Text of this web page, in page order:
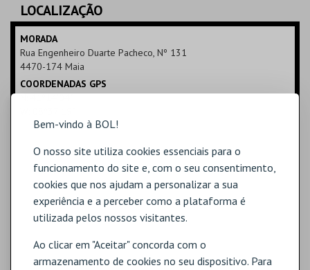
Bem-vindo à BOL!
O nosso site utiliza cookies essenciais para o
funcionamento do site e, com o seu consentimento,
cookies que nos ajudam a personalizar a sua
experiência e a perceber como a plataforma é
utilizada pelos nossos visitantes.
Ao clicar em "Aceitar" concorda com o
armazenamento de cookies no seu dispositivo. Para
LOCALIZAÇÃO
MORADA
Rua Engenheiro Duarte Pacheco, Nº 131
4470-174 Maia
COORDENADAS GPS
N: 41º14'04"